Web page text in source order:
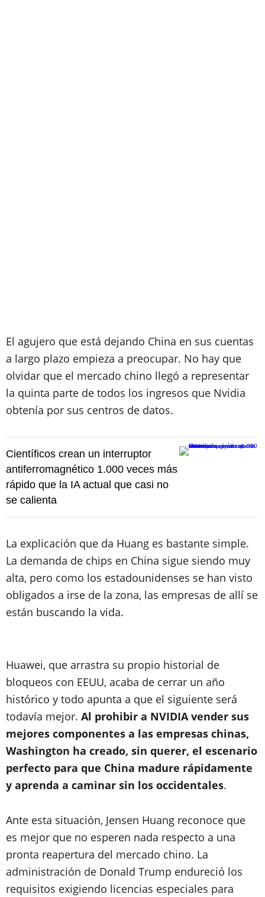
El agujero que está dejando China en sus cuentas
a largo plazo empieza a preocupar. No hay que
olvidar que el mercado chino llegó a representar
la quinta parte de todos los ingresos que Nvidia
obtenía por sus centros de datos.
Científicos crean un interruptor
antiferromagnético 1.000 veces más
rápido que la IA actual que casi no
se calienta
La explicación que da Huang es bastante simple.
La demanda de chips en China sigue siendo muy
alta, pero como los estadounidenses se han visto
obligados a irse de la zona, las empresas de allí se
están buscando la vida.
Huawei, que arrastra su propio historial de
bloqueos con EEUU, acaba de cerrar un año
histórico y todo apunta a que el siguiente será
todavía mejor. Al prohibir a NVIDIA vender sus
mejores componentes a las empresas chinas,
Washington ha creado, sin querer, el escenario
perfecto para que China madure rápidamente
y aprenda a caminar sin los occidentales.
Ante esta situación, Jensen Huang reconoce que
es mejor que no esperen nada respecto a una
pronta reapertura del mercado chino. La
administración de Donald Trump endureció los
requisitos exigiendo licencias especiales para